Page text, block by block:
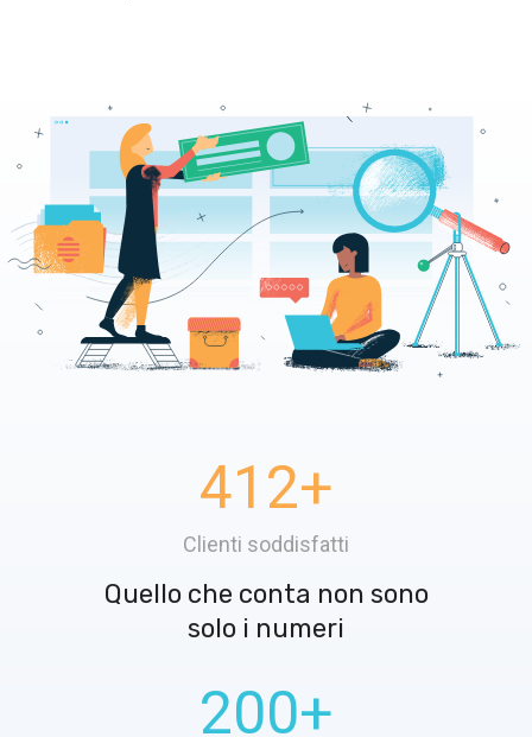
412+
Clienti soddisfatti
Quello che conta non sono
solo i numeri
200+